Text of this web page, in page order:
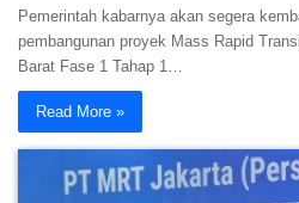
Pemerintah kabarnya akan segera
pembangunan proyek Mass Rapid
Barat Fase 1 Tahap 1…
Read More »